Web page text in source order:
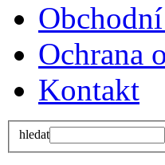
Ochrana
Kontakt
hledat